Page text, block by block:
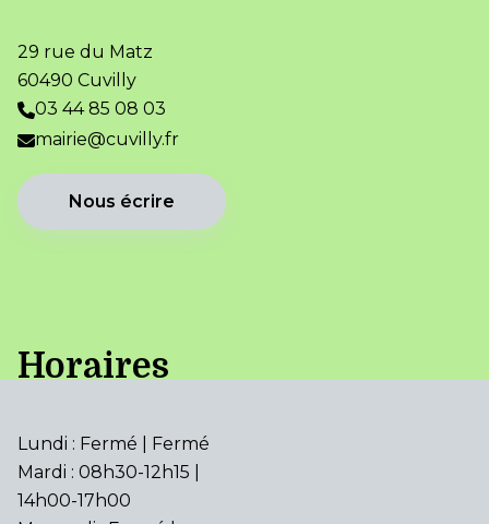
29 rue du Matz
60490 Cuvilly
03 44 85 08 03
mairie@cuvilly.fr
Nous écrire
Horaires
Lundi : Fermé | Fermé
Mardi : 08h30-12h15 |
14h00-17h00